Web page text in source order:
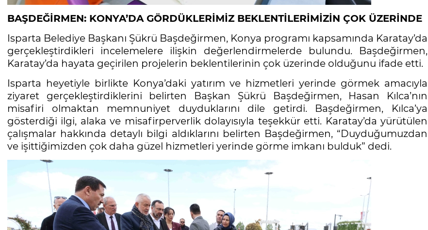
BAŞDEĞİRMEN: KONYA’DA GÖRDÜKLERİMİZ BEKLENTİLERİMİZİN ÇOK ÜZERİNDE
Isparta Belediye Başkanı Şükrü Başdeğirmen, Konya programı kapsamında Karatay’da
gerçekleştirdikleri incelemelere ilişkin değerlendirmelerde bulundu. Başdeğirmen,
Karatay’da hayata geçirilen projelerin beklentilerinin çok üzerinde olduğunu ifade etti.
Isparta heyetiyle birlikte Konya’daki yatırım ve hizmetleri yerinde görmek amacıyla
ziyaret gerçekleştirdiklerini belirten Başkan Şükrü Başdeğirmen, Hasan Kılca’nın
misafiri olmaktan memnuniyet duyduklarını dile getirdi. Başdeğirmen, Kılca’ya
gösterdiği ilgi, alaka ve misafirperverlik dolayısıyla teşekkür etti. Karatay’da yürütülen
çalışmalar hakkında detaylı bilgi aldıklarını belirten Başdeğirmen, “Duyduğumuzdan
ve işittiğimizden çok daha güzel hizmetleri yerinde görme imkanı bulduk” dedi.